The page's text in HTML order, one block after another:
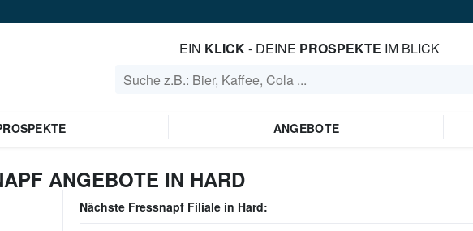
EIN KLICK- DEINE PROSPEKTE IM BLICK
ANGEBOTE
ANGEBOTE IN HARD
Nächste Fressnapf Filiale in Hard: